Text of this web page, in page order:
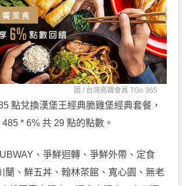
圖 / 台灣高鐵會員 TGo 365
點兌換漢堡王經典脆雞堡經典套餐，
* 6% 共 29 點的點數。
、爭鮮迴轉、爭鮮外帶、定食
蘭、鮮五丼、翰林茶館、寬心園、無老